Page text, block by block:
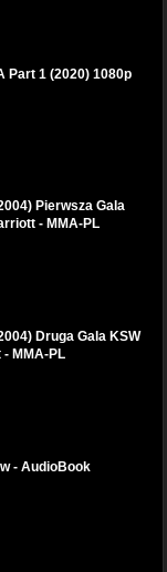
Part 1 (2020) 1080p
Pierwsza Gala
- MMA-PL
Druga Gala KSW
MMA-PL
- AudioBook